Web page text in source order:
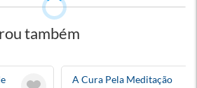
também
A Cura Pela Meditação